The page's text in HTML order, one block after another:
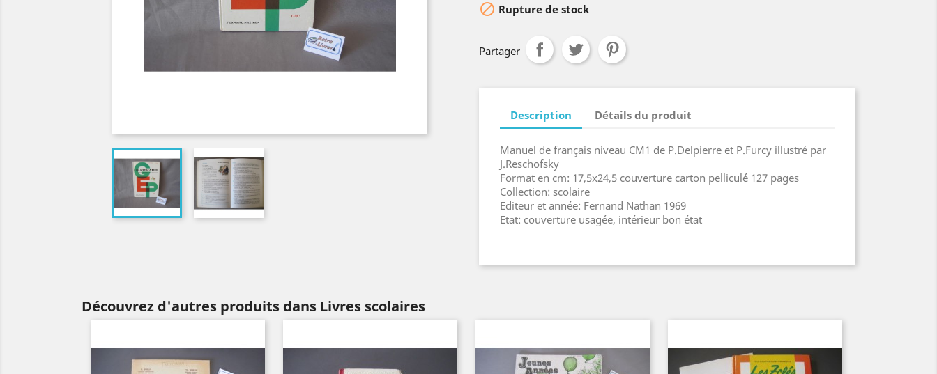
 Rupture de stock
Partager
Description Détails du produit
Manuel de français niveau CM1 de P.Delpierre et P.Furcy illustré par
J.Reschofsky
Format en cm: 17,5x24,5 couverture carton pelliculé 127 pages
Collection: scolaire
Editeur et année: Fernand Nathan 1969
Etat: couverture usagée, intérieur bon état
Découvrez d'autres produits dans Livres scolaires